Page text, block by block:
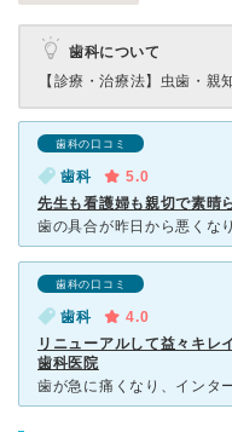
歯科について
【診療・治療法】 虫歯・親
歯科の口コミ
歯科
5.0
先生も看護婦も親切で素晴
歯科の口コミ
歯科
4.0
リニューアルして益々キレ
歯科医院